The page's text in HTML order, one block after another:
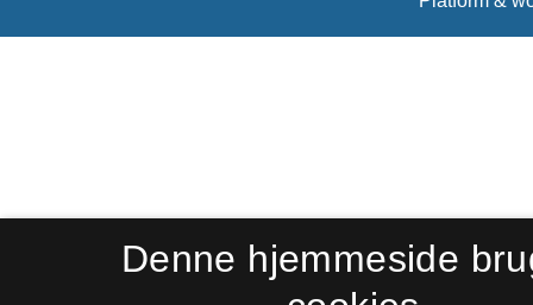
Denne hjemmeside